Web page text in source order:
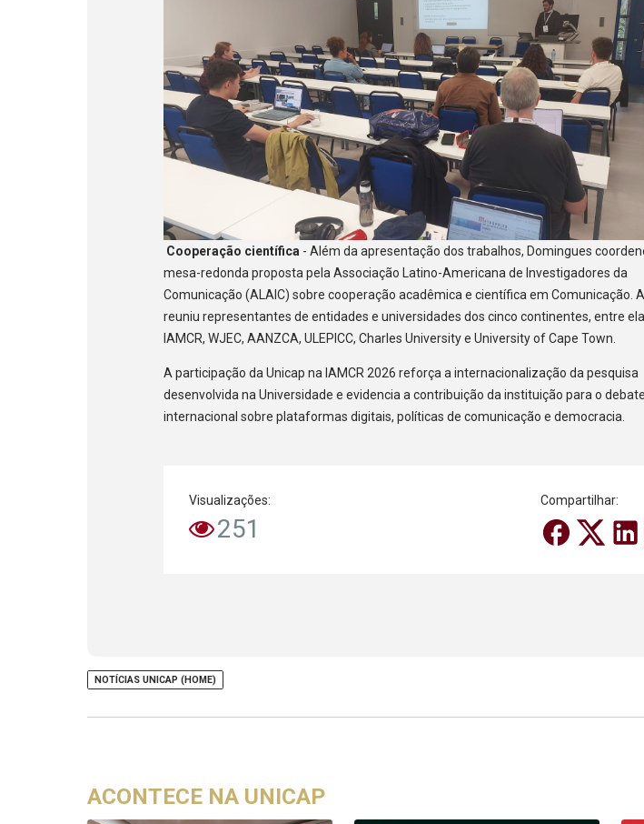
Cooperação científica - Além da apresentação dos trabalhos, Domingues
mesa-redonda proposta pela Associação Latino-Americana de Investigadores da
Comunicação (ALAIC) sobre cooperação acadêmica e científica em Comunicação.
reuniu representantes de entidades e universidades dos cinco continentes, entre
IAMCR, WJEC, AANZCA, ULEPICC, Charles University e University of Cape Town.
A participação da Unicap na IAMCR 2026 reforça a internacionalização da pesquisa
desenvolvida na Universidade e evidencia a contribuição da instituição para o debate
internacional sobre plataformas digitais, políticas de comunicação e democracia.
Visualizações:
251
Compartilhar:
NOTÍCIAS UNICAP (HOME)
ACONTECE NA UNICAP